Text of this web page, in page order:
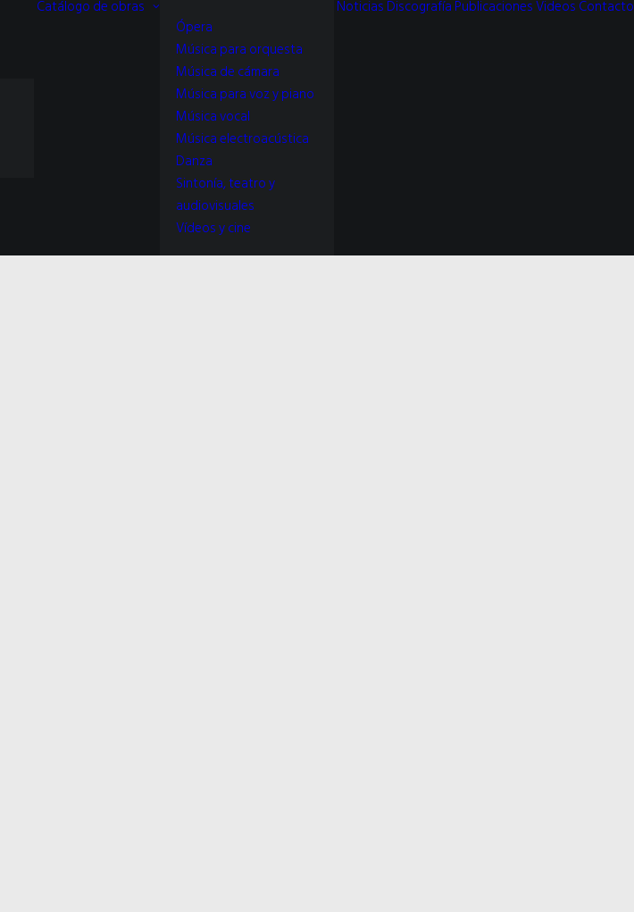
Catálogo de obras
Ópera
Música para orquesta
Música de cámara
Música para voz y piano
Música vocal
Música electroacústica
Danza
Sintonía, teatro y
audiovisuales
Vídeos y cine
Noticias Discografía PublicacionesVideos Contacto